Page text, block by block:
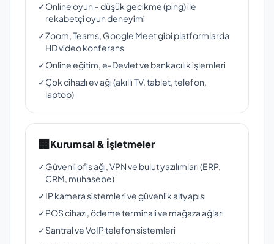
✓Online oyun – düşük gecikme (ping) ile
rekabetçi oyun deneyimi
✓Zoom, Teams, Google Meet gibi platformlarda
HD video konferans
✓Online eğitim, e-Devlet ve bankacılık işlemleri
✓Çok cihazlı ev ağı (akıllı TV, tablet, telefon,
laptop)
🏢Kurumsal & İşletmeler
✓Güvenli ofis ağı, VPN ve bulut yazılımları (ERP,
CRM, muhasebe)
✓IP kamera sistemleri ve güvenlik altyapısı
✓POS cihazı, ödeme terminali ve mağaza ağları
✓Santral ve VoIP telefon sistemleri